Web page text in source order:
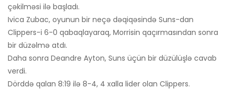
çəkilməsi ilə başladı.
Ivica Zubac, oyunun bir neçə dəqiqəsində Suns-dan
Clippers-i 6-0 qabaqlayaraq, Morrisin qaçırmasından sonra
bir düzəlmə atdı.
Daha sonra Deandre Ayton, Suns üçün bir düzülüşlə cavab
verdi.
Dörddə qalan 8:19 ilə 8-4, 4 xalla lider olan Clippers.